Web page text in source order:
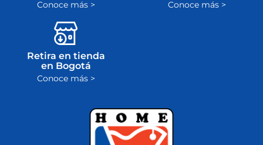
Conoce más > Conoce más >
Retira en tienda
en Bogotá
Conoce más >